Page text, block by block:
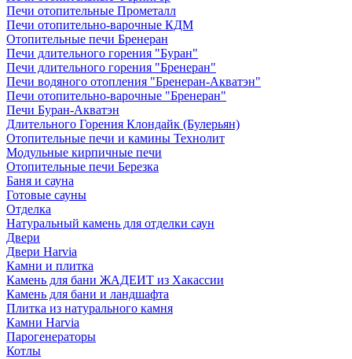
Печи отопительные Прометалл
Печи отопительно-варочные КДМ
Отопительные печи Бренеран
Печи длительного горения "Буран"
Печи длительного горения "Бренеран"
Печи водяного отопления "Бренеран-Акватэн"
Печи отопительно-варочные "Бренеран"
Печи Буран-Акватэн
Длительного Горения Клондайк (Булерьян)
Отопительные печи и камины Технолит
Модульные кирпичные печи
Отопительные печи Березка
Баня и сауна
Готовые сауны
Отделка
Натуральный камень для отделки саун
Двери
Двери Harvia
Камни и плитка
Камень для бани ЖАДЕИТ из Хакассии
Камень для бани и ландшафта
Плитка из натурального камня
Камни Harvia
Парогенераторы
Котлы